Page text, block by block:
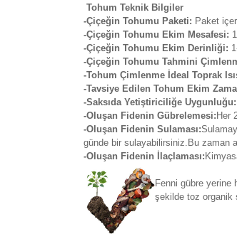
Tohum Teknik Bilgiler
-Çiçeğin Tohumu Paketi: Paket
-Çiçeğin Tohumu Ekim Mesafesi:
-Çiçeğin Tohumu Ekim Derinliği:
-Çiçeğin Tohumu Tahmini
-Tohum Çimlenme İdeal Toprak
-Tavsiye Edilen Tohum Ekim
-Saksıda Yetiştiriciliğe Uygunluğu:
-Oluşan Fidenin Gübrelemesi: Her
-Oluşan Fidenin Sulaması:
günde bir sulayabilirsiniz.Bu zaman
-Oluşan Fidenin İlaçlaması:
Fenni gübre yerine
şekilde toz organik